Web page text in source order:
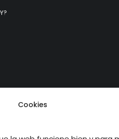
Cookies